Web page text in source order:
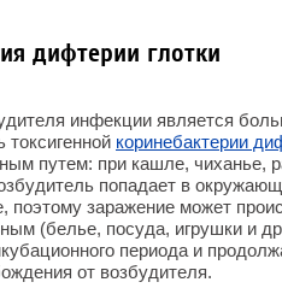
дифтерии глотки
инфекции является
токсигенной коринебактерии
путем: при кашле, чиханье,
попадает в
поэтому заражение может
(белье, посуда, игрушки и
периода и
от возбудителя.